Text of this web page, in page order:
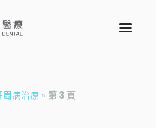
周病治療 » 第 3 頁